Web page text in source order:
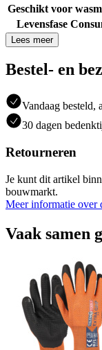
Geschikt voor
Levensfase
Lees meer
Bestel- en
Vandaag besteld,
30 dagen
Retourneren
Je kunt dit artikel
bouwmarkt.
Meer informatie over
Vaak samen